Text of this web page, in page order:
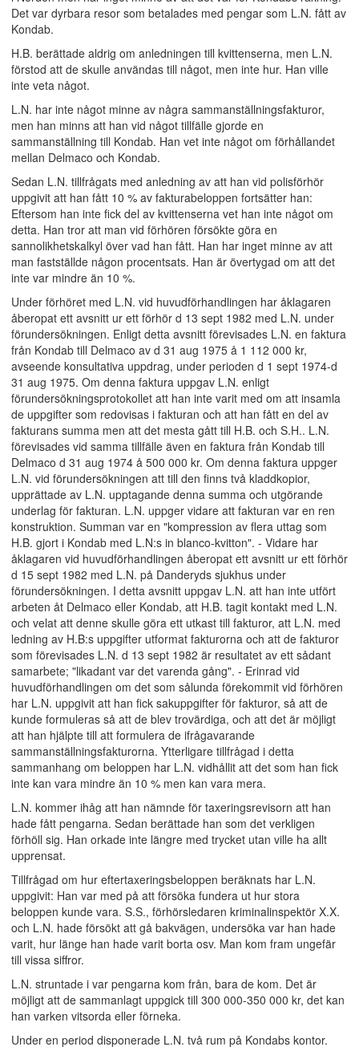
Det var dyrbara resor som betalades med pengar som L.N. fått av
Kondab.
H.B. berättade aldrig om anledningen till kvittenserna, men L.N.
förstod att de skulle användas till något, men inte hur. Han ville
inte veta något.
L.N. har inte något minne av några sammanställningsfakturor,
men han minns att han vid något tillfälle gjorde en
sammanställning till Kondab. Han vet inte något om förhållandet
mellan Delmaco och Kondab.
Sedan L.N. tillfrågats med anledning av att han vid polisförhör
uppgivit att han fått 10 % av fakturabeloppen fortsätter han:
Eftersom han inte fick del av kvittenserna vet han inte något om
detta. Han tror att man vid förhören försökte göra en
sannolikhetskalkyl över vad han fått. Han har inget minne av att
man fastställde någon procentsats. Han är övertygad om att det
inte var mindre än 10 %.
Under förhöret med L.N. vid huvudförhandlingen har åklagaren
åberopat ett avsnitt ur ett förhör d 13 sept 1982 med L.N. under
förundersökningen. Enligt detta avsnitt förevisades L.N. en faktura
från Kondab till Delmaco av d 31 aug 1975 å 1 112 000 kr,
avseende konsultativa uppdrag, under perioden d 1 sept 1974-d
31 aug 1975. Om denna faktura uppgav L.N. enligt
förundersökningsprotokollet att han inte varit med om att insamla
de uppgifter som redovisas i fakturan och att han fått en del av
fakturans summa men att det mesta gått till H.B. och S.H.. L.N.
förevisades vid samma tillfälle även en faktura från Kondab till
Delmaco d 31 aug 1974 å 500 000 kr. Om denna faktura uppger
L.N. vid förundersökningen att till den finns två kladdkopior,
upprättade av L.N. upptagande denna summa och utgörande
underlag för fakturan. L.N. uppger vidare att fakturan var en ren
konstruktion. Summan var en "kompression av flera uttag som
H.B. gjort i Kondab med L.N:s in blanco-kvitton". - Vidare har
åklagaren vid huvudförhandlingen åberopat ett avsnitt ur ett förhör
d 15 sept 1982 med L.N. på Danderyds sjukhus under
förundersökningen. I detta avsnitt uppgav L.N. att han inte utfört
arbeten åt Delmaco eller Kondab, att H.B. tagit kontakt med L.N.
och velat att denne skulle göra ett utkast till fakturor, att L.N. med
ledning av H.B:s uppgifter utformat fakturorna och att de fakturor
som förevisades L.N. d 13 sept 1982 är resultatet av ett sådant
samarbete; "likadant var det varenda gång". - Erinrad vid
huvudförhandlingen om det som sålunda förekommit vid förhören
har L.N. uppgivit att han fick sakuppgifter för fakturor, så att de
kunde formuleras så att de blev trovärdiga, och att det är möjligt
att han hjälpte till att formulera de ifrågavarande
sammanställningsfakturorna. Ytterligare tillfrågad i detta
sammanhang om beloppen har L.N. vidhållit att det som han fick
inte kan vara mindre än 10 % men kan vara mera.
L.N. kommer ihåg att han nämnde för taxeringsrevisorn att han
hade fått pengarna. Sedan berättade han som det verkligen
förhöll sig. Han orkade inte längre med trycket utan ville ha allt
upprensat.
Tillfrågad om hur eftertaxeringsbeloppen beräknats har L.N.
uppgivit: Han var med på att försöka fundera ut hur stora
beloppen kunde vara. S.S., förhörsledaren kriminalinspektör X.X.
och L.N. hade försökt att gå bakvägen, undersöka var han hade
varit, hur länge han hade varit borta osv. Man kom fram ungefär
till vissa siffror.
L.N. struntade i var pengarna kom från, bara de kom. Det är
möjligt att de sammanlagt uppgick till 300 000-350 000 kr, det kan
han varken vitsorda eller förneka.
Under en period disponerade L.N. två rum på Kondabs kontor.